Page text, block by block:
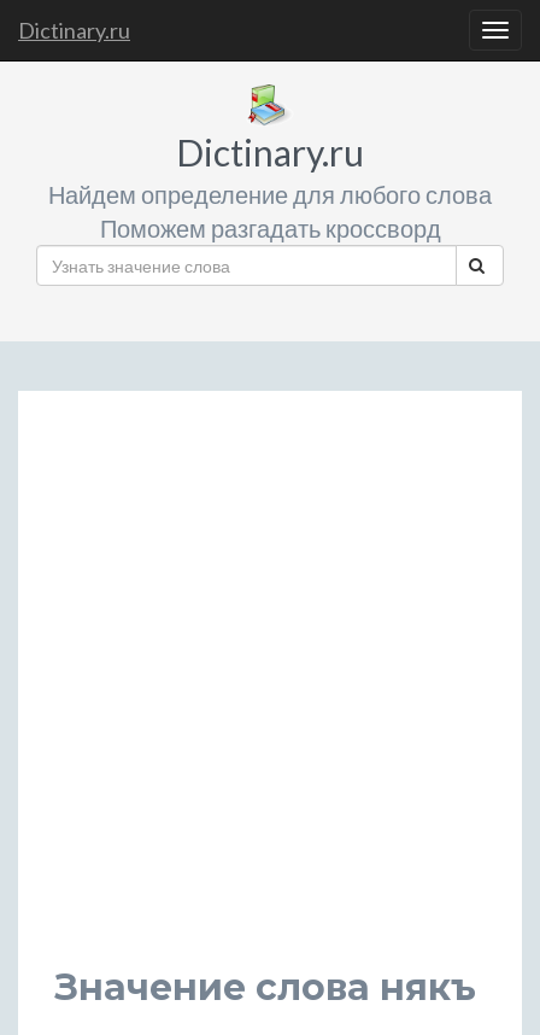
Dictinary.ru
Dictinary.ru
Найдем определение для любого слова
Поможем разгадать кроссворд
Значение слова някъ